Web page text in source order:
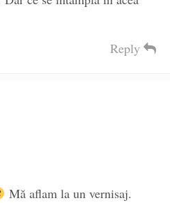
Reply
Mă aflam la un vernisaj.